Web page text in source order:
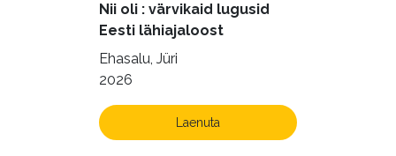
Nii oli : värvikaid lugusid
Eesti lähiajaloost
Ehasalu, Jüri
2026
Laenuta